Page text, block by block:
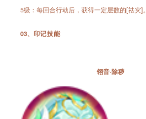
5级：每回合行动后，获得一定层数的[祛灾]。
03、 印记技能
翎音·除秽